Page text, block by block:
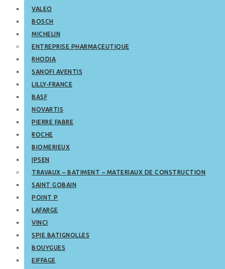
VALEO
BOSCH
MICHELIN
ENTREPRISE PHARMACEUTIQUE
RHODIA
SANOFI AVENTIS
LILLY-FRANCE
BASF
NOVARTIS
PIERRE FABRE
ROCHE
BIOMERIEUX
IPSEN
TRAVAUX – BATIMENT – MATERIAUX DE CONSTRUCTION
SAINT GOBAIN
POINT P
LAFARGE
VINCI
SPIE BATIGNOLLES
BOUYGUES
EIFFAGE